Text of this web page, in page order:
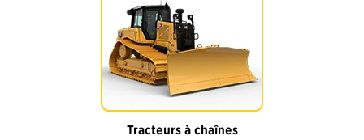
Tracteurs à chaînes